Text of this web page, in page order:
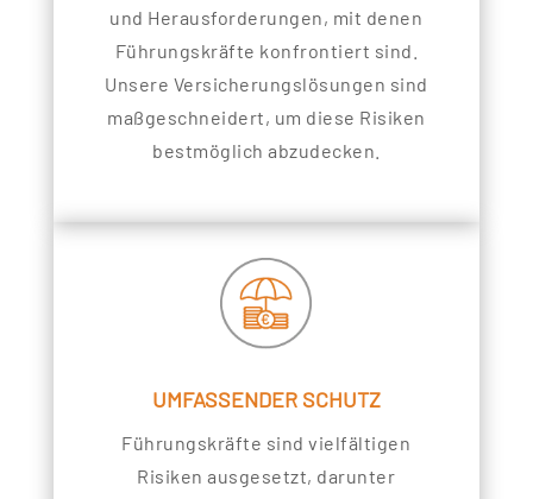
und Herausforderungen, mit denen
Führungskräfte konfrontiert sind.
Unsere Versicherungslösungen sind
maßgeschneidert, um diese Risiken
bestmöglich abzudecken.
UMFASSENDER SCHUTZ
Führungskräfte sind vielfältigen
Risiken ausgesetzt, darunter